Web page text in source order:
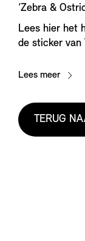
‘Zebra &
Lees hier het
de sticker van
Lees meer
TERUG